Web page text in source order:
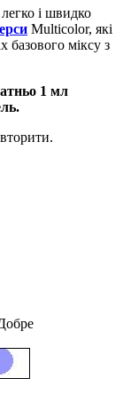
і швидко
Multicolor, які
міксу з
1 мл